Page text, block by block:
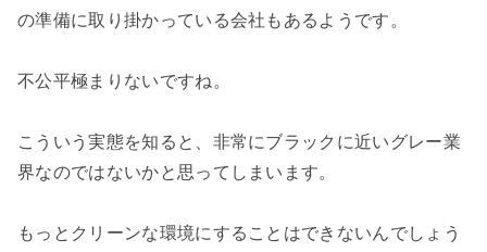
の準備に取り掛かっている会社もあるようです。
不公平極まりないですね。
こういう実態を知ると、非常にブラックに近いグレー業
界なのではないかと思ってしまいます。
もっとクリーンな環境にすることはできないんでしょう